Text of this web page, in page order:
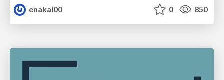
enakai00
0 850